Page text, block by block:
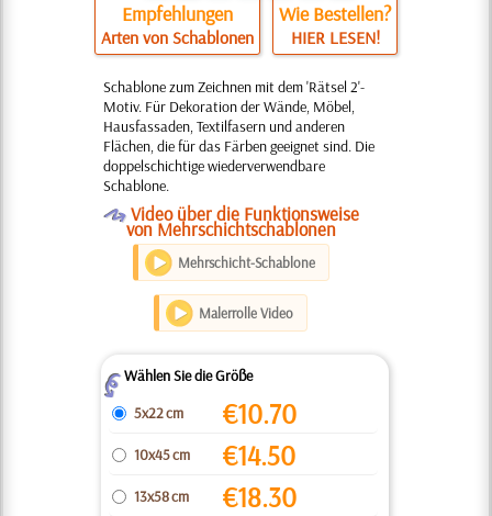
Empfehlungen
Arten von Schablonen
Wie Bestellen?
HIER LESEN!
Schablone zum Zeichnen mit dem 'Rätsel 2'-
Motiv. Für Dekoration der Wände, Möbel,
Hausfassaden, Textilfasern und anderen
Flächen, die für das Färben geeignet sind. Die
doppelschichtige wiederverwendbare
Schablone.
O Video über die Funktionsweise
von Mehrschichtschablonen
Mehrschicht-Schablone
Malerrolle Video
ZWählen Sie die Größe
5x22 cm
€10.70
10x45 cm €14.50
13x58 cm €18.30